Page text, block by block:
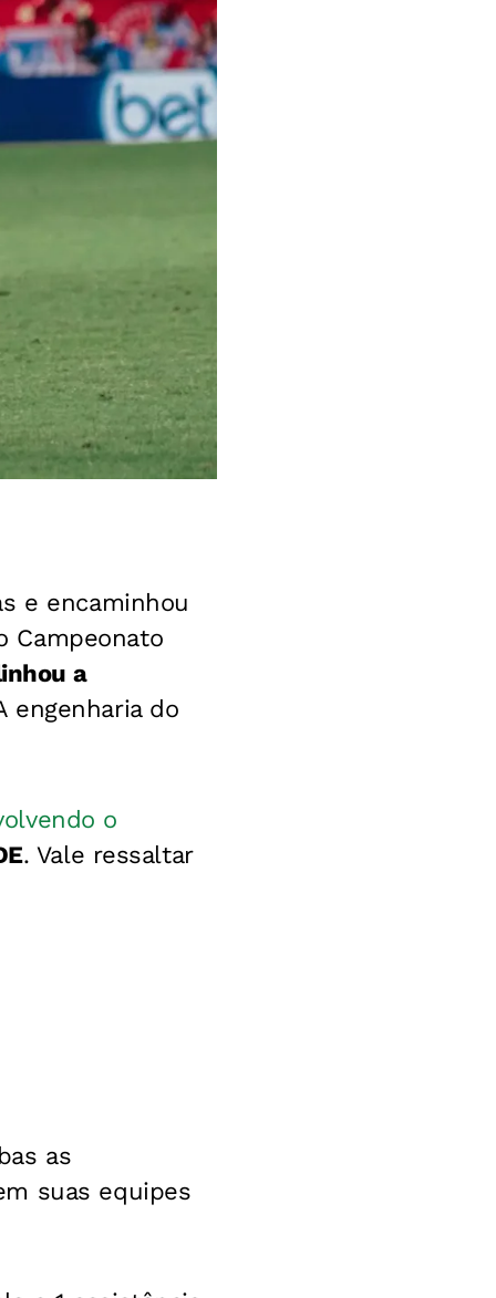
e encaminhou
Campeonato
a
engenharia do
o
. Vale ressaltar
as
suas equipes